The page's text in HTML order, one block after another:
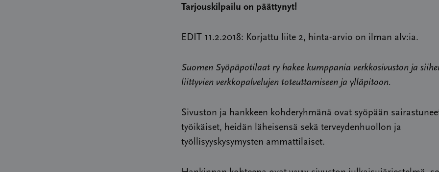
Tarjouskilpailu on päättynyt!
EDIT 11.2.2018: Korjattu liite 2, hinta-arvio on ilman alv:ia.
Suomen Syöpäpotilaat ry hakee kumppania verkkosivuston ja
liittyvien verkkopalvelujen toteuttamiseen ja ylläpitoon.
Sivuston ja hankkeen kohderyhmänä ovat syöpään
työikäiset, heidän läheisensä sekä terveydenhuollon ja
työllisyyskysymysten ammattilaiset.